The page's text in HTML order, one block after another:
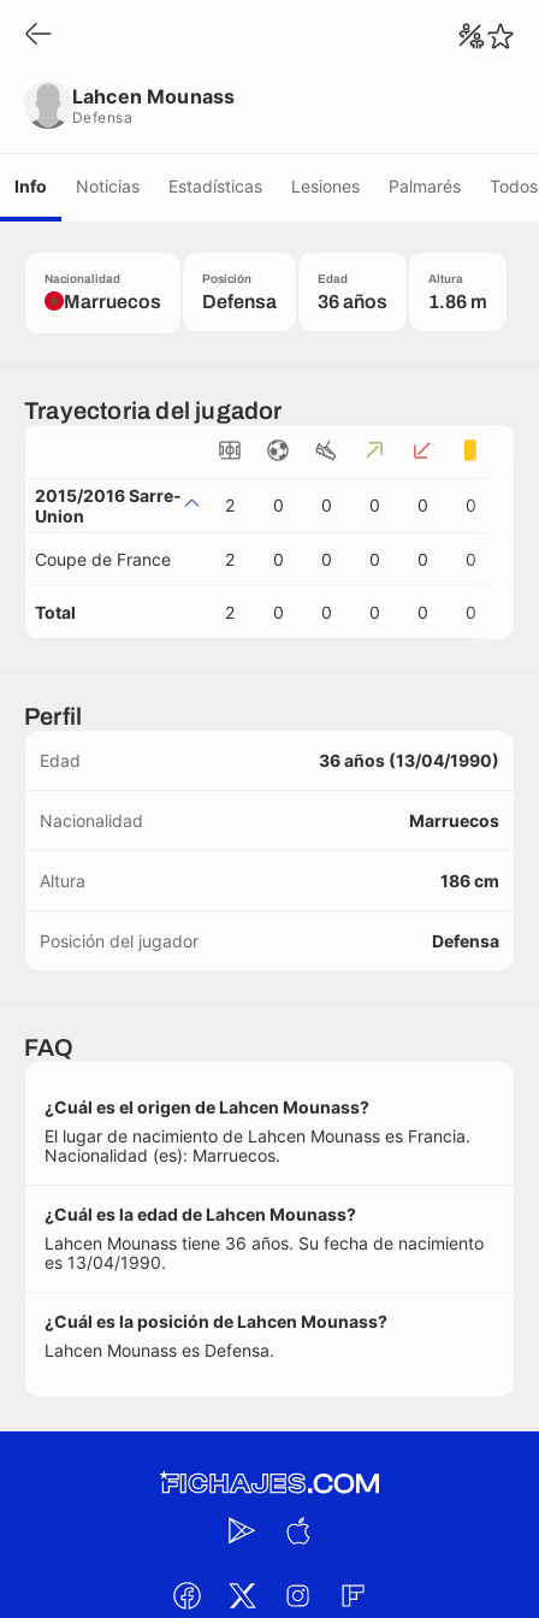
Lahcen Mounass
Defensa
Info Noticias Estadísticas Lesiones Palmarés
Nacionalidad
Marruecos
Posición
Defensa
Edad
36 años
Altura
1.86 m
Trayectoria del jugador
2015/2016 Sarre-
Union
2 0 0 0 0 0
Coupe de France 2 0 0 0 0 0
Total 2 0 0 0 0 0
Perfil
Edad 36 años (13/04/1990)
Nacionalidad Marruecos
Altura 186 cm
Posición del jugador Defensa
FAQ
¿Cuál es el origen de Lahcen Mounass?
El lugar de nacimiento de Lahcen Mounass es Francia.
Nacionalidad (es): Marruecos.
¿Cuál es la edad de Lahcen Mounass?
Lahcen Mounass tiene 36 años. Su fecha de nacimiento
es 13/04/1990.
¿Cuál es la posición de Lahcen Mounass?
Lahcen Mounass es Defensa.